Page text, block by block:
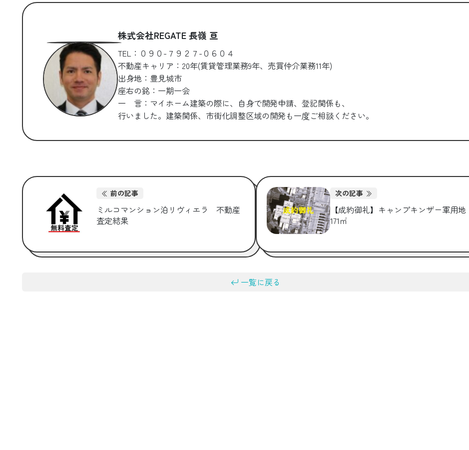
株式会社REGATE 長嶺 亘
TEL：０９０-７９２７-０６０４
不動産キャリア：20年(賃貸管理業務9年、売買仲介業務11年)
出身地：豊見城市
座右の銘：一期一会
一 言：マイホーム建築の際に、自身で開発申請、登記関係も、
行いました。建築関係、市街化調整区域の開発も一度ご相談ください。
前の記事
ミルコマンション泊リヴィエラ 不動産
査定結果
次の記事
【成約御礼】キャンプキンザー軍用地
171㎡
一覧に戻る